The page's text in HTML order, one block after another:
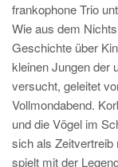
frankophone Trio
Wie aus dem
Geschichte über
kleinen Jungen der
versucht, geleitet
Vollmondabend.
und die Vögel im
sich als Zeitvertreib
spielt mit der